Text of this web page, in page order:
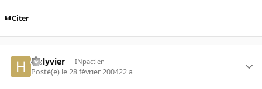
Citer
Holyvier INpactien
Posté(e) le 28 février 200422 a